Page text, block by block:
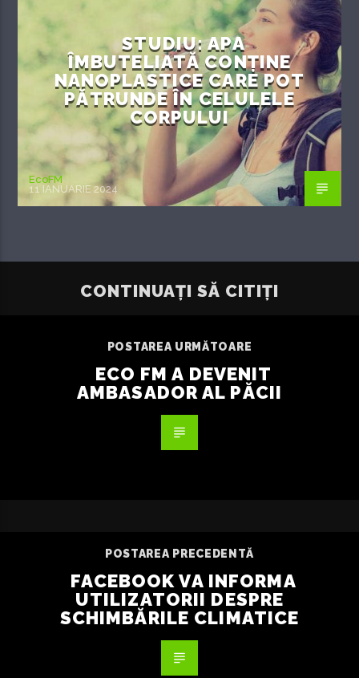
STUDIU: APA
ÎMBUTELIATĂ CONȚINE
NANOPLASTICE CARE POT
PĂTRUNDE ÎN CELULELE
CORPULUI
EcoFM
11 IANUARIE 2024
CONTINUAȚI SĂ CITIȚI
POSTAREA URMĂTOARE
ECO FM A DEVENIT
AMBASADOR AL PĂCII
POSTAREA PRECEDENTĂ
FACEBOOK VA INFORMA
UTILIZATORII DESPRE
SCHIMBĂRILE CLIMATICE